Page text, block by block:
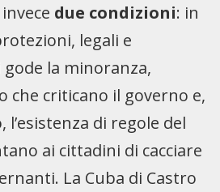
due condizioni: in
legali e
la minoranza,
che criticano il governo e,
l’esistenza di regole del
ai cittadini di cacciare
La Cuba di Castro